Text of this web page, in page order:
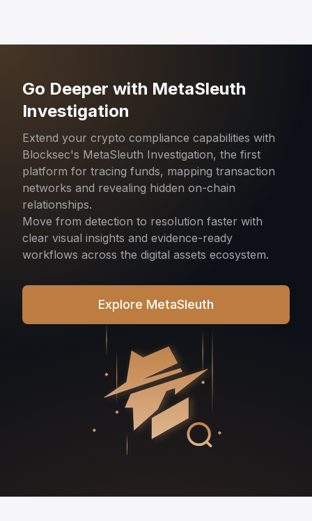
Start Real-Time AML
Phalcon Compliance
Turn Phalcon Network alerts into
Phalcon Compliance. Use verified
intelligence to screen wallets, monitor
transactions and investigate risks.
assets ecosystem.
Contact Sales
with
first
with